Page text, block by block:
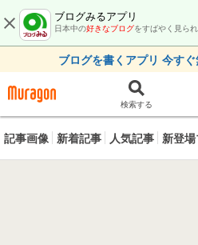
ブログみるアプリ
日本中の好きなブログをすばやく見ら
ブログを書くアプリ 今す
検索する
記事画像 新着記事 人気記事 新登